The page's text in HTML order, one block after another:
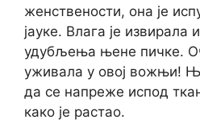
женствености, она је
јауке. Влага је извирала
удубљења њене пичке.
уживала у овој вожњи!
да се напреже испод
како је растао.